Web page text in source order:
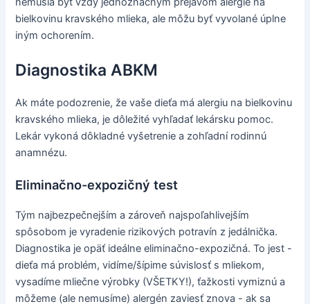
bielkovinu kravského mlieka, ale môžu byť vyvolané úplne
iným ochorením.
Diagnostika ABKM
Ak máte podozrenie, že vaše dieťa má alergiu na bielkovinu
kravského mlieka, je dôležité vyhľadať lekársku pomoc.
Lekár vykoná dôkladné vyšetrenie a zohľadní rodinnú
anamnézu.
Eliminačno-expozičný test
Tým najbezpečnejším a zároveň najspoľahlivejším
spôsobom je vyradenie rizikových potravín z jedálnička.
Diagnostika je opäť ideálne eliminačno-expozičná. To jest -
dieťa má problém, vidíme/šípime súvislosť s mliekom,
vysadíme mliečne výrobky (VŠETKY!), ťažkosti vymiznú a
môžeme (ale nemusíme) alergén zaviesť znova - ak sa